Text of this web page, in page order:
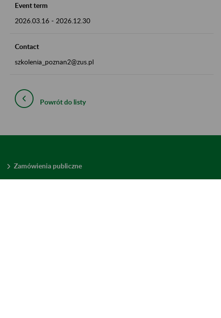
Event term
2026.03.16 - 2026.12.30
Contact
szkolenia_poznan2@zus.pl
Powrót do listy
Zamówienia publiczne